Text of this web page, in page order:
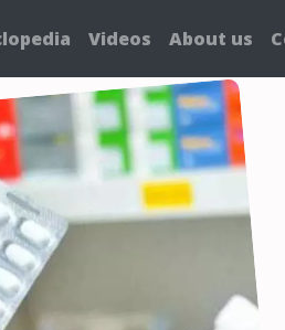
Videos About us